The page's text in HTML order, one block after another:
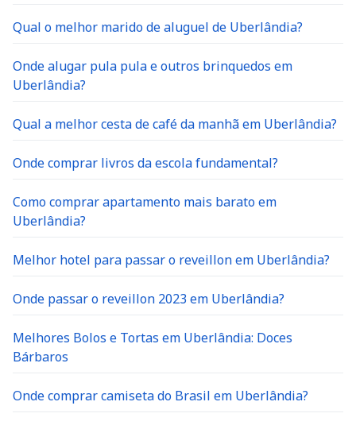
Qual o melhor marido de aluguel de Uberlândia?
Onde alugar pula pula e outros brinquedos em
Uberlândia?
Qual a melhor cesta de café da manhã em Uberlândia?
Onde comprar livros da escola fundamental?
Como comprar apartamento mais barato em
Uberlândia?
Melhor hotel para passar o reveillon em Uberlândia?
Onde passar o reveillon 2023 em Uberlândia?
Melhores Bolos e Tortas em Uberlândia: Doces
Bárbaros
Onde comprar camiseta do Brasil em Uberlândia?